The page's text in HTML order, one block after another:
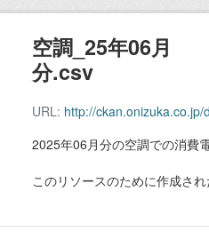
空調_25年06月
分.csv
URL: http://ckan.onizuka.co.jp/dataset/3270b998-9575-4b10-aade-fe0e593feb7f/
2025年06月分の空調での消費
このリソースのために作成さ